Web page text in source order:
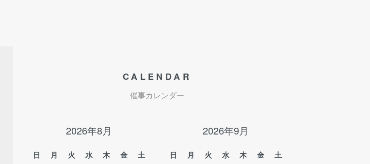
CALENDAR
催事カレンダー
2026年8月
日 月 火 水 木 金 土
2026年9月
日 月 火 水 木 金 土